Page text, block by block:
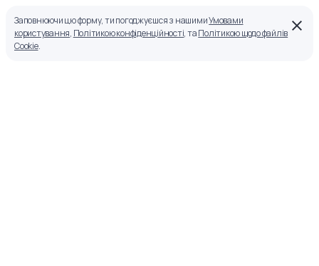
Заповнюючи цю форму, ти погоджуєшся з нашимиУмовами
користування, Політикою конфіденційності, таПолітикою щодо файлів
Cookie.